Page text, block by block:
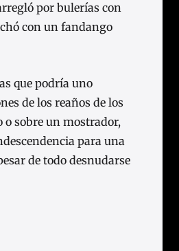
por bulerías con
con un fandango
que podría uno
de los reaños de los
o sobre un mostrador,
para una
de todo desnudarse